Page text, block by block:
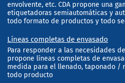
envolvente, etc. CDA propone una
etiquetadoras semiautomáticas y
todo formato de productos y todo
Líneas completas de envasado
Para responder a las necesidades
propone líneas completas de
medida para el llenado, taponado /
todo producto